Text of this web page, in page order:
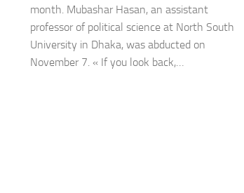
month. Mubashar Hasan, an assistant
professor of political science at North South
University in Dhaka, was abducted on
November 7. « If you look back,…